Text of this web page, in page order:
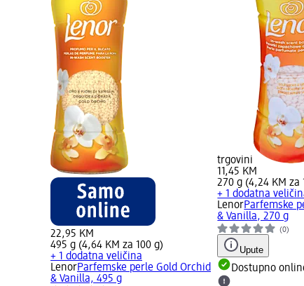
22,95 KM
495 g (4,64 KM za 100 g)
+ 1 dodatna veličina
LenorParfemske perle Gold Orchid
& Vanilla, 495 g
trgovini
11,45 KM
270 g (4,24 KM za
+ 1 dodatna
LenorParfemske
& Vanilla, 270 g
(0)
Upute
Dostupno